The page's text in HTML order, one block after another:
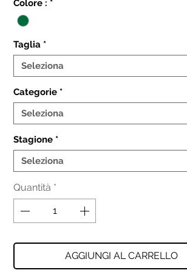
Colore : *
Taglia *
Seleziona
Categorie *
Seleziona
Stagione *
Seleziona
Quantità *
AGGIUNGI AL CARRELLO